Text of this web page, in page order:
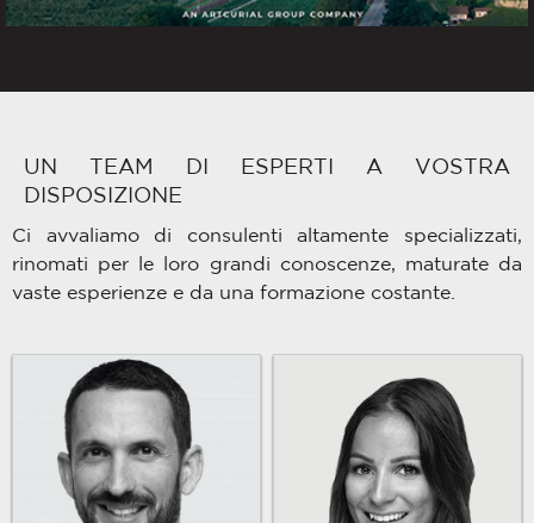
UN TEAM DI ESPERTI A VOSTRA
DISPOSIZIONE
Ci avvaliamo di consulenti altamente specializzati,
rinomati per le loro grandi conoscenze, maturate da
vaste esperienze e da una formazione costante.